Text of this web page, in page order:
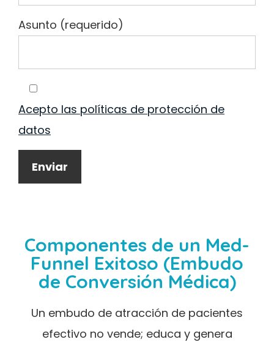
Asunto (requerido)
Acepto las políticas de protección de
datos
Componentes de un Med-
Funnel Exitoso (Embudo
de Conversión Médica)
Un embudo de atracción de pacientes
efectivo no vende; educa y genera